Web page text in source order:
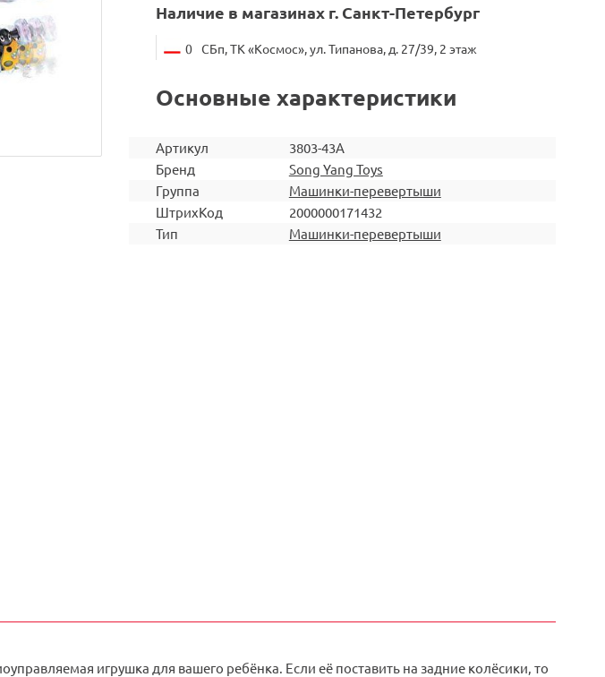
Наличие в магазинах г. Санкт-Петербург
0 СБп, ТК «Космос», ул. Типанова, д. 27/39, 2 этаж
Основные характеристики
Артикул
3803-43A
Бренд
Song Yang Toys
Группа
Машинки-перевертыши
ШтрихКод
2000000171432
Тип
Машинки-перевертыши
игрушка для вашего ребёнка. Если её поставить на задние колёсики, то